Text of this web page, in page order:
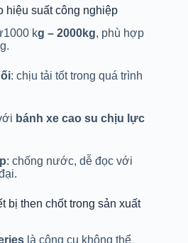
hiệu suất công nghiệp
kg – 2000kg, phù hợp
: chịu tải tốt trong quá trình
bánh xe cao su chịu lực
: chống nước, dễ đọc với
bị then chốt trong sản xuất
là công cụ không thể